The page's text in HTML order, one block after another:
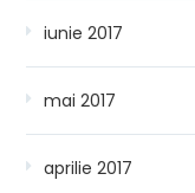
iunie 2017
mai 2017
aprilie 2017